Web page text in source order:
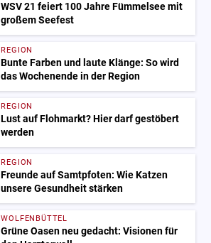
WSV 21 feiert 100 Jahre Fümmelsee mit
großem Seefest
REGION
Bunte Farben und laute Klänge: So wird
das Wochenende in der Region
REGION
Lust auf Flohmarkt? Hier darf gestöbert
werden
REGION
Freunde auf Samtpfoten: Wie Katzen
unsere Gesundheit stärken
WOLFENBÜTTEL
Grüne Oasen neu gedacht: Visionen für